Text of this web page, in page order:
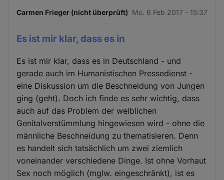
Carmen Frieger (nicht überprüft) Mo. 6 Feb 2017 - 15:37
Es ist mir klar, dass es in
Es ist mir klar, dass es in Deutschland - und
gerade auch im Humanistischen Pressedienst -
eine Diskussion um die Beschneidung von Jungen
ging (geht). Doch ich finde es sehr wichtig, dass
auch auf das Problem der weiblichen
Genitalverstümmlung hingewiesen wird - ohne die
männliche Beschneidung zu thematisieren. Denn
es handelt sich tatsächlich um zwei ziemlich
voneinander verschiedene Dinge. Ist ohne Vorhaut
Sex noch möglich (mglw. eingeschränkt), ist es